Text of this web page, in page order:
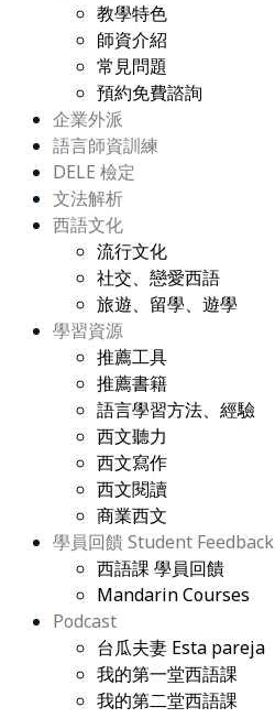
教學特色
師資介紹
常見問題
預約免費諮詢
企業外派
語言師資訓練
DELE 檢定
文法解析
西語文化
流行文化
社交、戀愛西語
旅遊、留學、遊學
學習資源
推薦工具
推薦書籍
語言學習方法、經驗
西文聽力
西文寫作
西文閱讀
商業西文
學員回饋 Student Feedback
西語課 學員回饋
Mandarin Courses
Podcast
台瓜夫妻 Esta pareja
我的第一堂西語課
我的第二堂西語課